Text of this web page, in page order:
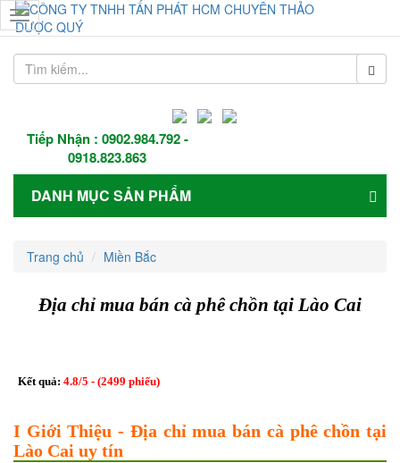
Tiếp Nhận : 0902.984.792-
0918.823.863
Toggle
navigation
DANH MỤC SẢN PHẨM
Trang chủ Miền Bắc
Địa chỉ mua bán cà phê chồn tại Lào Cai
Kết quả: 4.8/5 - (2499 phiếu)
I Giới Thiệu - Địa chỉ mua bán cà phê chồn tại
Lào Cai uy tín